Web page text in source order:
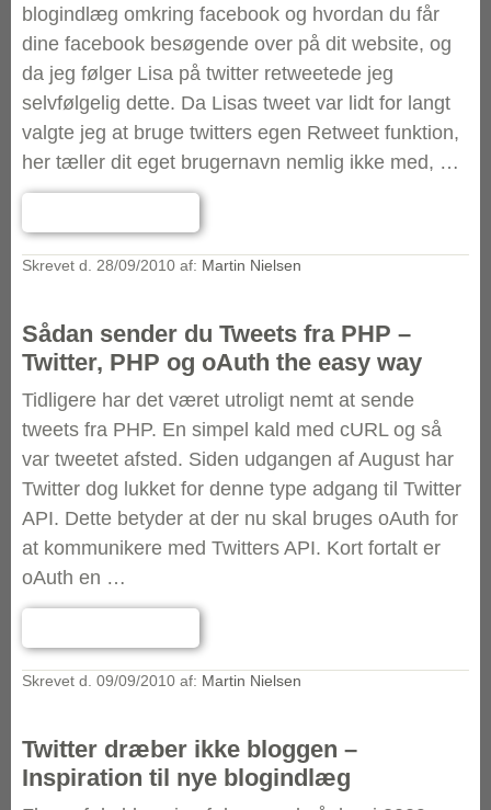
blogindlæg omkring facebook og hvordan du får
dine facebook besøgende over på dit website, og
da jeg følger Lisa på twitter retweetede jeg
selvfølgelig dette. Da Lisas tweet var lidt for langt
valgte jeg at bruge twitters egen Retweet funktion,
her tæller dit eget brugernavn nemlig ikke med, …
Skrevet d. 28/09/2010 af: Martin Nielsen
Sådan sender du Tweets fra PHP –
Twitter, PHP og oAuth the easy way
Tidligere har det været utroligt nemt at sende
tweets fra PHP. En simpel kald med cURL og så
var tweetet afsted. Siden udgangen af August har
Twitter dog lukket for denne type adgang til Twitter
API. Dette betyder at der nu skal bruges oAuth for
at kommunikere med Twitters API. Kort fortalt er
oAuth en …
Skrevet d. 09/09/2010 af: Martin Nielsen
Twitter dræber ikke bloggen –
Inspiration til nye blogindlæg